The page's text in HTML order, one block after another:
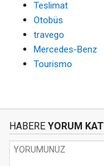
Teslimat
Otobüs
travego
Mercedes-Benz
Tourismo
HABERE YORUM KAT